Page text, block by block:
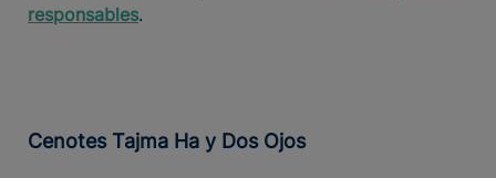
responsables.
Cenotes Tajma Ha y Dos Ojos